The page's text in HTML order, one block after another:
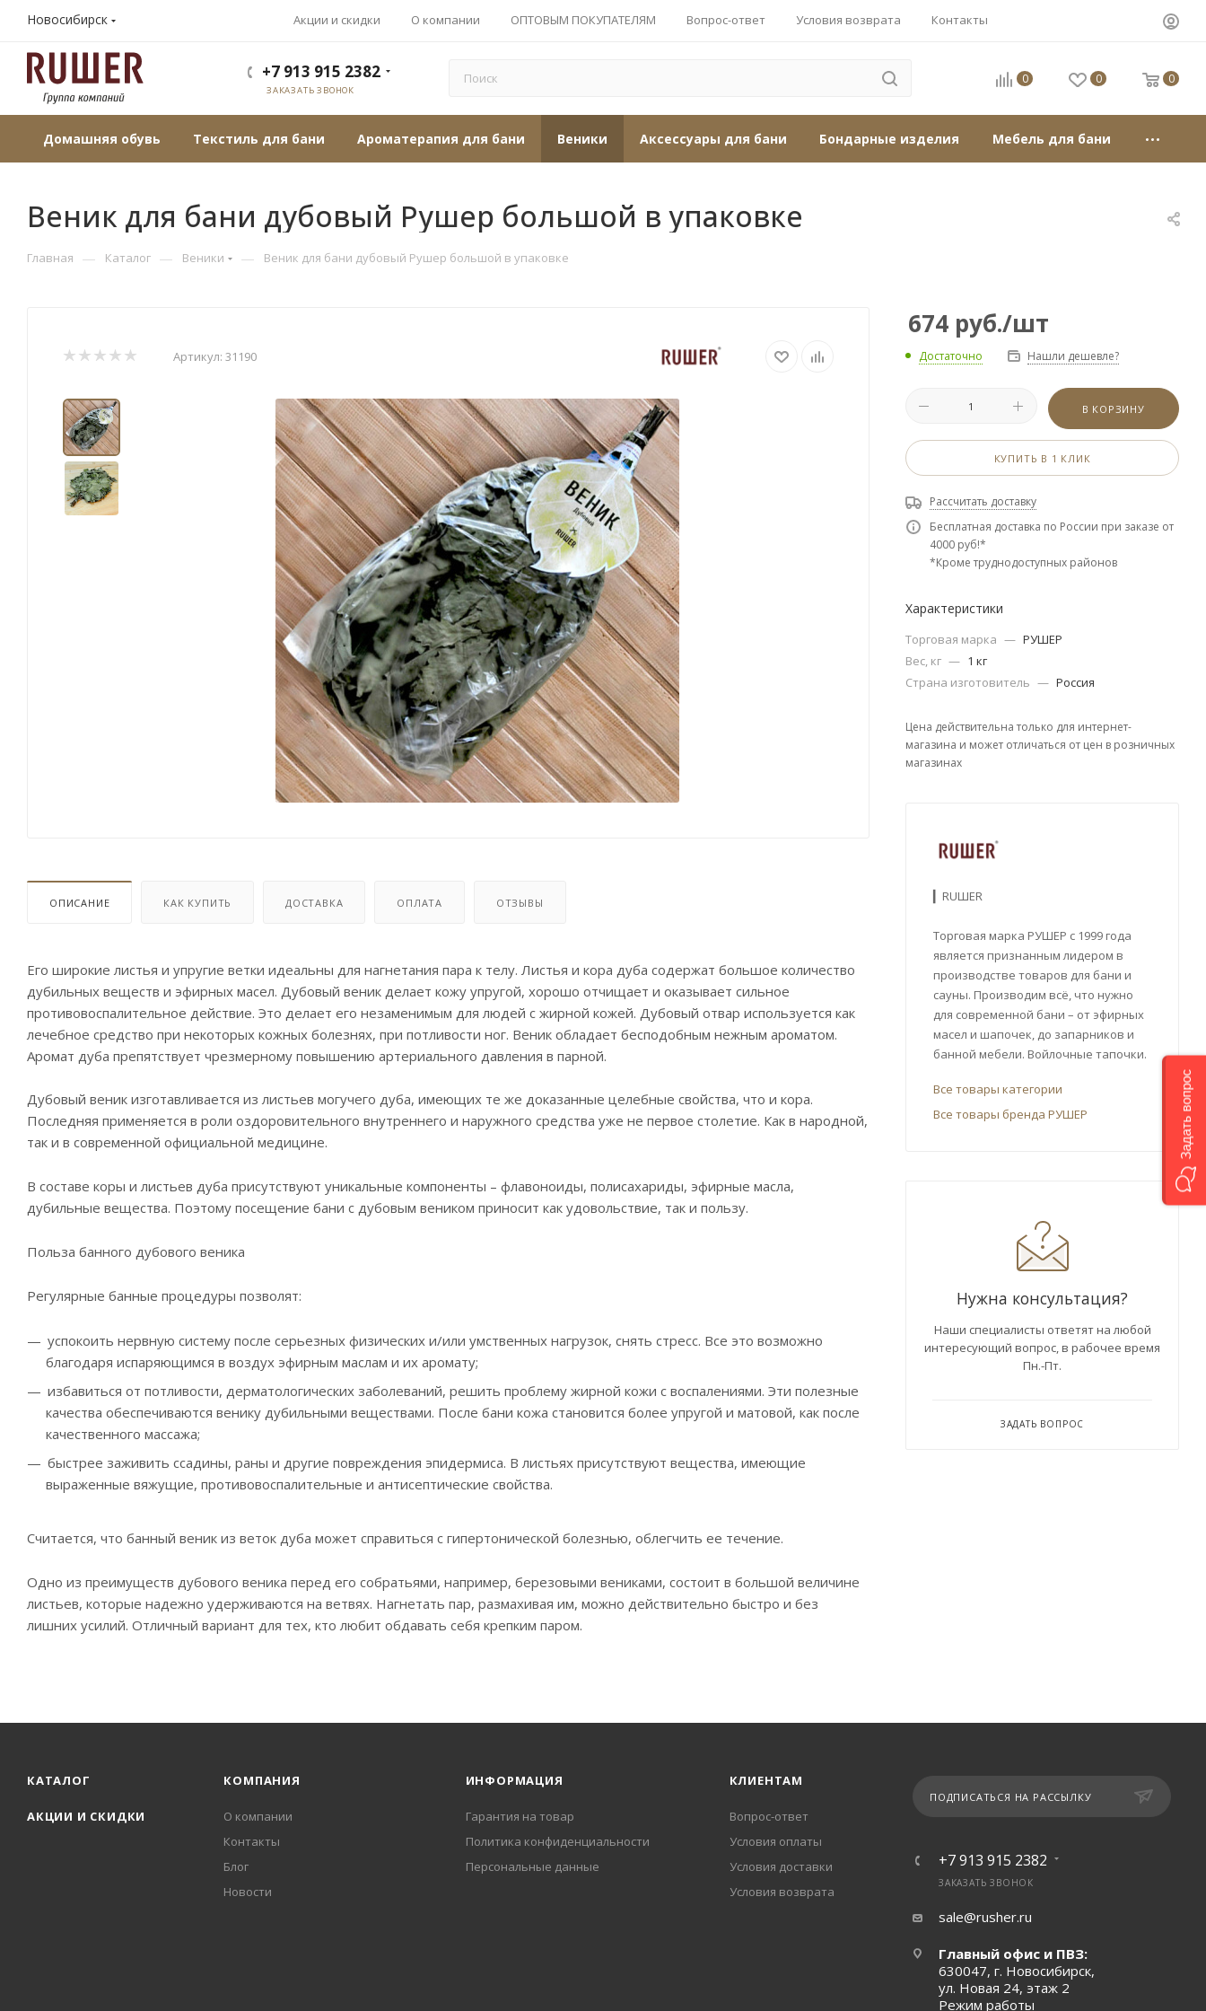
Новосибирск Акции и скидки О компании ОПТОВЫМ ПОКУПАТЕЛЯМ Вопрос-ответ Условия возврата Контакты
+7 913 915 2382
ЗАКАЗАТЬ ЗВОНОК
0 0 0
Домашняя обувь Текстиль для бани Ароматерапия для бани Веники Аксессуары для бани Бондарные изделия Мебель для бани
Веник для бани дубовый Рушер большой в упаковке
Главная — Каталог — Веники — Веник для бани дубовый Рушер большой в упаковке
Артикул: 31190
ОПИСАНИЕ КАК КУПИТЬ ДОСТАВКА ОПЛАТА ОТЗЫВЫ
Его широкие листья и упругие ветки идеальны для нагнетания пара к телу. Листья и кора дуба содержат большое количество
дубильных веществ и эфирных масел. Дубовый веник делает кожу упругой, хорошо отчищает и оказывает сильное
противовоспалительное действие. Это делает его незаменимым для людей с жирной кожей. Дубовый отвар используется как
лечебное средство при некоторых кожных болезнях, при потливости ног. Веник обладает бесподобным нежным ароматом.
Аромат дуба препятствует чрезмерному повышению артериального давления в парной.
Дубовый веник изготавливается из листьев могучего дуба, имеющих те же доказанные целебные свойства, что и кора.
Последняя применяется в роли оздоровительного внутреннего и наружного средства уже не первое столетие. Как в народной,
так и в современной официальной медицине.
В составе коры и листьев дуба присутствуют уникальные компоненты – флавоноиды, полисахариды, эфирные масла,
дубильные вещества. Поэтому посещение бани с дубовым веником приносит как удовольствие, так и пользу.
Польза банного дубового веника
Регулярные банные процедуры позволят:
успокоить нервную систему после серьезных физических и/или умственных нагрузок, снять стресс. Все это возможно
благодаря испаряющимся в воздух эфирным маслам и их аромату;
избавиться от потливости, дерматологических заболеваний, решить проблему жирной кожи с воспалениями. Эти полезные
качества обеспечиваются венику дубильными веществами. После бани кожа становится более упругой и матовой, как после
качественного массажа;
быстрее заживить ссадины, раны и другие повреждения эпидермиса. В листьях присутствуют вещества, имеющие
выраженные вяжущие, противовоспалительные и антисептические свойства.
Считается, что банный веник из веток дуба может справиться с гипертонической болезнью, облегчить ее течение.
Одно из преимуществ дубового веника перед его собратьями, например, березовыми вениками, состоит в большой величине
листьев, которые надежно удерживаются на ветвях. Нагнетать пар, размахивая им, можно действительно быстро и без
лишних усилий. Отличный вариант для тех, кто любит обдавать себя крепким паром.
674 руб./шт
Достаточно Нашли дешевле?
В КОРЗИНУ
КУПИТЬ В 1 КЛИК
Рассчитать доставку
Бесплатная доставка по России при заказе от
4000 руб!*
*Кроме труднодоступных районов
Характеристики
Торговая марка — РУШЕР
Вес, кг — 1 кг
Страна изготовитель — Россия
Цена действительна только для интернет-
магазина и может отличаться от цен в розничных
магазинах
▎RUШER
Торговая марка РУШЕР с 1999 года
является признанным лидером в
производстве товаров для бани и
сауны. Производим всё, что нужно
для современной бани – от эфирных
масел и шапочек, до запарников и
банной мебели. Войлочные тапочки.
Все товары категории
Все товары бренда РУШЕР
Нужна консультация?
Наши специалисты ответят на любой
интересующий вопрос, в рабочее время
Пн.-Пт.
ЗАДАТЬ ВОПРОС
КАТАЛОГ
АКЦИИ И СКИДКИ
КОМПАНИЯ
О компании
Контакты
Блог
Новости
ИНФОРМАЦИЯ
Гарантия на товар
Политика конфиденциальности
Персональные данные
КЛИЕНТАМ
Вопрос-ответ
Условия оплаты
Условия доставки
Условия возврата
ПОДПИСАТЬСЯ НА РАССЫЛКУ
+7 913 915 2382
ЗАКАЗАТЬ ЗВОНОК
sale@rusher.ru
Главный офис и ПВЗ:
630047, г. Новосибирск,
ул. Новая 24, этаж 2
Режим работы
Задать вопрос